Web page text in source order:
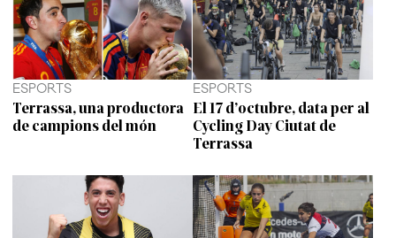
ESPORTS
Terrassa, una productora
de campions del món
ESPORTS
El 17 d’octubre, data per al
Cycling Day Ciutat de
Terrassa